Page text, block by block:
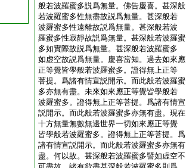
般若波羅蜜多説爲無量。佛告慶喜。甚深般
若波羅蜜多性無盡故説爲無量。甚深般若
波羅蜜多性遠離故説爲無量。甚深般若波
羅蜜多性寂靜故説爲無量。甚深般若波羅蜜
多如實際故説爲無量。甚深般若波羅蜜多
如虚空故説爲無量。慶喜當知。過去如來應
正等覺皆學般若波羅蜜多。證得無上正等
菩提。爲諸有情宣説開示。而此般若波羅蜜
多亦無有盡。未來如來應正等覺皆學般若
波羅蜜多。證得無上正等菩提。爲諸有情宣
説開示。而此般若波羅蜜多亦無有盡。現在
十方無量無數無邊世界一切如來應正等覺
皆學般若波羅蜜多。證得無上正等菩提。爲
諸有情宣説開示。而此般若波羅蜜多亦無有
盡。何以故。甚深般若波羅蜜多譬如虚空不